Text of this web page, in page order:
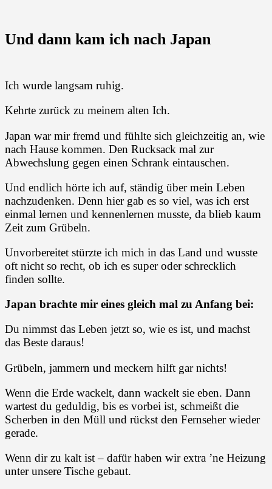
Und dann kam ich nach Japan
Ich wurde langsam ruhig.
Kehrte zurück zu meinem alten Ich.
Japan war mir fremd und fühlte sich gleichzeitig an, wie
nach Hause kommen. Den Rucksack mal zur
Abwechslung gegen einen Schrank eintauschen.
Und endlich hörte ich auf, ständig über mein Leben
nachzudenken. Denn hier gab es so viel, was ich erst
einmal lernen und kennenlernen musste, da blieb kaum
Zeit zum Grübeln.
Unvorbereitet stürzte ich mich in das Land und wusste
oft nicht so recht, ob ich es super oder schrecklich
finden sollte.
Japan brachte mir eines gleich mal zu Anfang bei:
Du nimmst das Leben jetzt so, wie es ist, und machst
das Beste daraus!
Grübeln, jammern und meckern hilft gar nichts!
Wenn die Erde wackelt, dann wackelt sie eben. Dann
wartest du geduldig, bis es vorbei ist, schmeißt die
Scherben in den Müll und rückst den Fernseher wieder
gerade.
Wenn dir zu kalt ist – dafür haben wir extra ’ne Heizung
unter unsere Tische gebaut.